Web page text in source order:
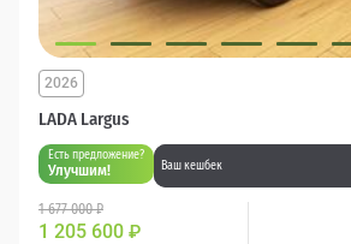
LADA Largus
2026
Есть предложение?
Улучшим! Ваш кешбек
1 677 000 ₽
1 205 600 ₽